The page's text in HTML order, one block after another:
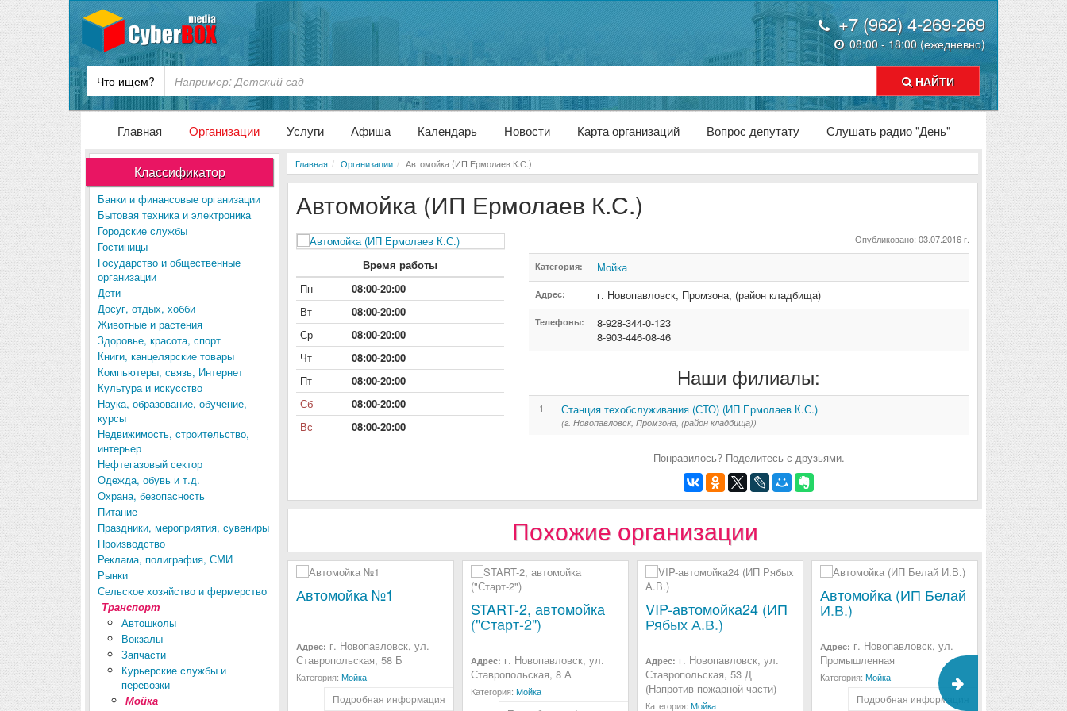
+7 (962) 4-269-269
08:00 - 18:00 (ежедневно)
Что ищем? НАЙТИ
Главная Организации Услуги Афиша Календарь Новости Карта организаций Вопрос депутату Слушать радио "День"
Классификатор
Банки и финансовые организации
Бытовая техника и электроника
Городские службы
Гостиницы
Государство и общественные
организации
Дети
Досуг, отдых, хобби
Животные и растения
Здоровье, красота, спорт
Книги, канцелярские товары
Компьютеры, связь, Интернет
Культура и искусство
Наука, образование, обучение,
курсы
Недвижимость, строительство,
интерьер
Нефтегазовый сектор
Одежда, обувь и т.д.
Охрана, безопасность
Питание
Праздники, мероприятия, сувениры
Производство
Реклама, полиграфия, СМИ
Рынки
Сельское хозяйство и фермерство
Транспорт
Автошколы
Вокзалы
Запчасти
Курьерские службы и
перевозки
Мойка
Главная Организации Автомойка (ИП Ермолаев К.С.)
Автомойка (ИП Ермолаев К.С.)
Время работы
Пн
08:00-20:00
Вт
08:00-20:00
Ср
08:00-20:00
Чт
08:00-20:00
Пт
08:00-20:00
Сб
08:00-20:00
Вс
08:00-20:00
Опубликовано: 03.07.2016 г.
Категория: Мойка
Адрес: г. Новопавловск, Промзона, (район кладбища)
Телефоны:
8-928-344-0-123
8-903-446-08-46
Наши филиалы:
1 Станция техобслуживания (СТО) (ИП Ермолаев К.С.)
(г. Новопавловск, Промзона, (район кладбища))
Понравилось? Поделитесь с друзьями.
Похожие организации
Автомойка №1
Адрес: г. Новопавловск, ул.
Ставропольская, 58 Б
Категория: Мойка
Подробная информация
START-2, автомойка
("Старт-2")
Адрес: г. Новопавловск, ул.
Ставропольская, 8 А
Категория: Мойка
VIP-автомойка24 (ИП
Рябых А.В.)
Адрес: г. Новопавловск, ул.
Ставропольская, 53 Д
(Напротив пожарной части)
Категория: Мойка
Автомойка (ИП Белай
И.В.)
Адрес: г. Новопавловск, ул.
Промышленная
Категория: Мойка
Подробная информация
Cleaning
Адрес: г.
Паспортного
Категория: